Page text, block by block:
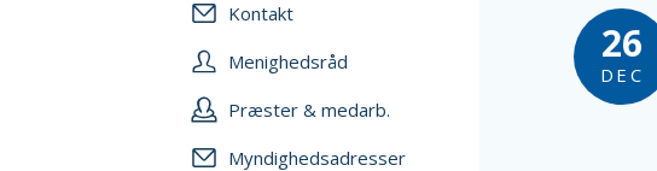
Kontakt
Menighedsråd
Præster & medarb.
Myndighedsadresser
26
DEC